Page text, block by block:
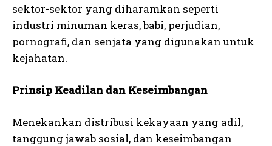
sektor-sektor yang diharamkan seperti
industri minuman keras, babi, perjudian,
pornografi, dan senjata yang digunakan untuk
kejahatan.
Prinsip Keadilan dan Keseimbangan
Menekankan distribusi kekayaan yang adil,
tanggung jawab sosial, dan keseimbangan